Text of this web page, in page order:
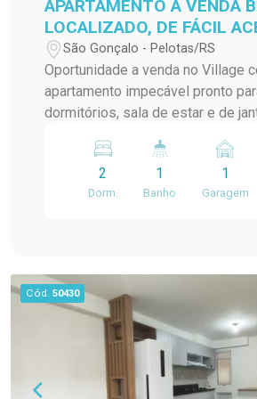
APARTAMENTO A VENDA
LOCALIZADO, DE FÁCIL
VÁRIOS PONTOS DA
São Gonçalo - Pelotas/RS
Oportunidade a venda no Village
apartamento impecável pronto
dormitórios, sala de estar e de
quem busca praticidade no dia a
2
Dorm.
1
Banho
1
Garagem
Cód. 50430